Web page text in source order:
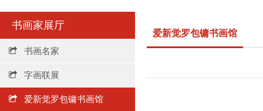
书画家展厅
书画名家
字画联展
爱新觉罗包镛书画馆
爱新觉罗包镛书画馆